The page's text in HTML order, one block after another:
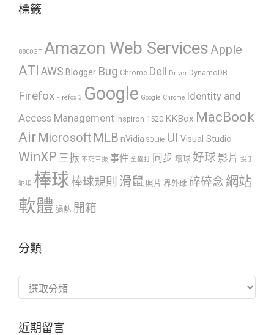
標籤
8800GT Amazon Web Services Apple
ATI AWS Blogger Bug Chrome Dell Driver DynamoDB
Firefox Firefox 3 Google Google Chrome
Identity and
Access Management Inspiron 1520 KKBox MacBook
Air Microsoft MLB nVidia SQLite UI Visual Studio
WinXP 三振 不死三振 事件 全壘打 同步 壞球 好球 影片 投手
犯規 棒球棒球規則 滑鼠 照片 界外球 碎碎念 網站
軟體 過熱 開箱
分類
近期留言